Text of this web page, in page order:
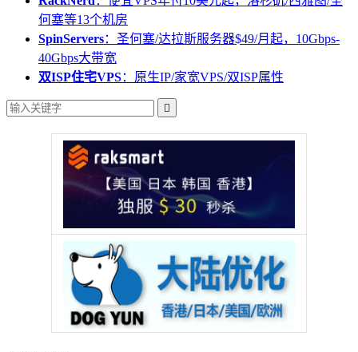
何塞等13个机房
SpinServers：圣何塞/达拉斯服务器$49/月起，10Gbps-
40Gbps大带宽
双ISP住宅VPS：原生IP/家宽VPS/双ISP属性
